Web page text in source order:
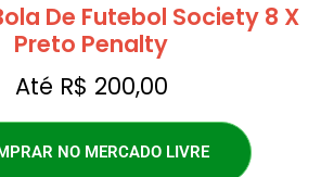
De Futebol Society 8 X
Preto Penalty
Até R$ 200,00
NO MERCADO LIVRE